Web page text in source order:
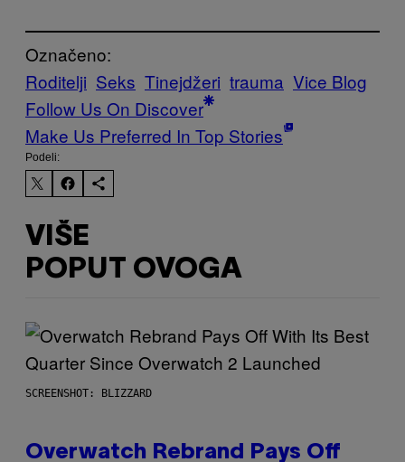
Označeno:
Roditelji Seks Tinejdžeri trauma Vice Blog
Follow Us On Discover
Make Us Preferred In Top Stories
Podeli:
VIŠE
POPUT OVOGA
SCREENSHOT: BLIZZARD
Overwatch Rebrand Pays Off